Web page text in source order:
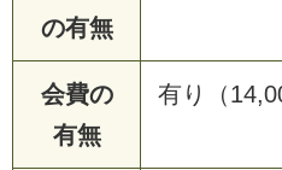
の有無
会費の
有無
有り（